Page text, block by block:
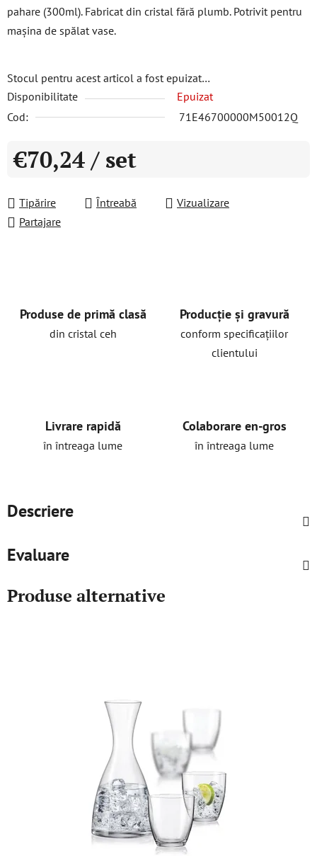
pahare (300ml). Fabricat din cristal fără plumb. Potrivit pentru
mașina de spălat vase.
Stocul pentru acest articol a fost epuizat…
Disponibilitate
Epuizat
Cod:
71E46700000M50012Q
€70,24 / set
Tipărire
Întreabă
Vizualizare
Partajare
Produse de primă clasă
din cristal ceh
Producție și gravură
conform specificațiilor
clientului
Livrare rapidă
în întreaga lume
Colaborare en-gros
în întreaga lume
Descriere
Evaluare
Produse alternative